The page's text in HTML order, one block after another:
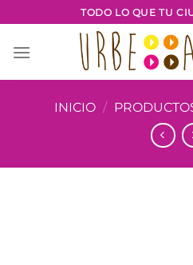
al
contenido
TODO LO QUE TU
INICIO /